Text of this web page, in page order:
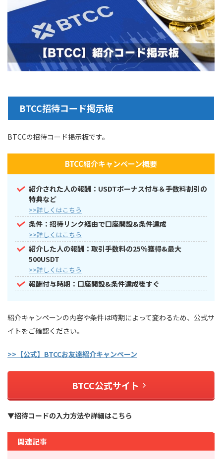
BTCC招待コード掲示板
BTCCの招待コード掲示板です。
BTCC紹介キャンペーン概要
紹介された人の報酬：USDTボーナス付与＆手数料割引の
特典など
>>詳しくはこちら
条件：招待リンク経由で口座開設&条件達成
>>詳しくはこちら
紹介した人の報酬：取引手数料の25％獲得&最大
500USDT
>>詳しくはこちら
報酬付与時期：口座開設&条件達成後すぐ
紹介キャンペーンの内容や条件は時期によって変わるため、公式サ
イトをご確認ください。
>>【公式】BTCCお友達紹介キャンペーン
BTCC公式サイト
▼招待コードの入力方法や詳細はこちら
関連記事